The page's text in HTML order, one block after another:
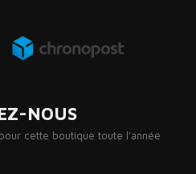
NOUS
cette boutique toute l'année